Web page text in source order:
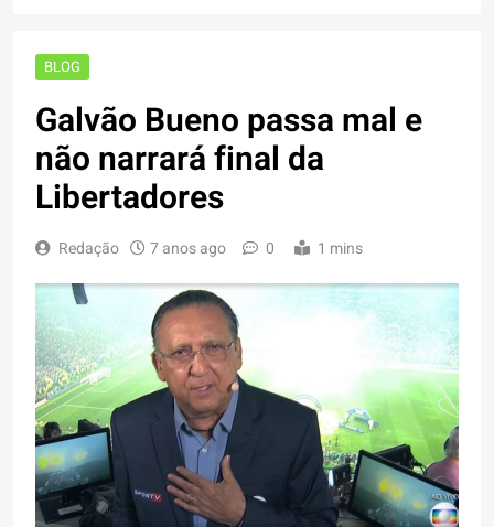
BLOG
Galvão Bueno passa mal e
não narrará final da
Libertadores
Redação 7 anos ago 0 1 mins